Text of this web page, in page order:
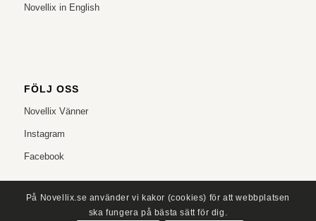
Novellix in English
FÖLJ OSS
Novellix Vänner
Instagram
Facebook
På Novellix.se använder vi kakor (cookies) för att webbplatsen
ska fungera på bästa sätt för dig.